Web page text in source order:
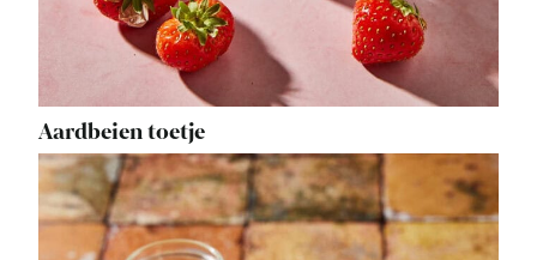
Aardbeien toetje